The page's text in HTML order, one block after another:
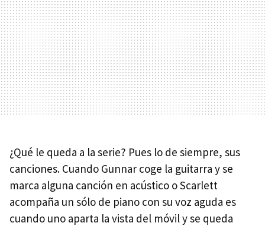
¿Qué le queda a la serie? Pues lo de siempre, sus
canciones. Cuando Gunnar coge la guitarra y se
marca alguna canción en acústico o Scarlett
acompaña un sólo de piano con su voz aguda es
cuando uno aparta la vista del móvil y se queda